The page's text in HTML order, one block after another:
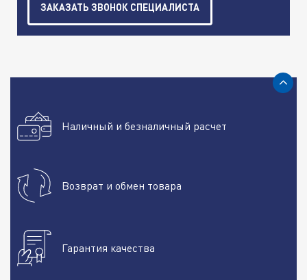
ЗАКАЗАТЬ ЗВОНОК СПЕЦИАЛИСТА
Наличный и безналичный расчет
Возврат и обмен товара
Гарантия качества